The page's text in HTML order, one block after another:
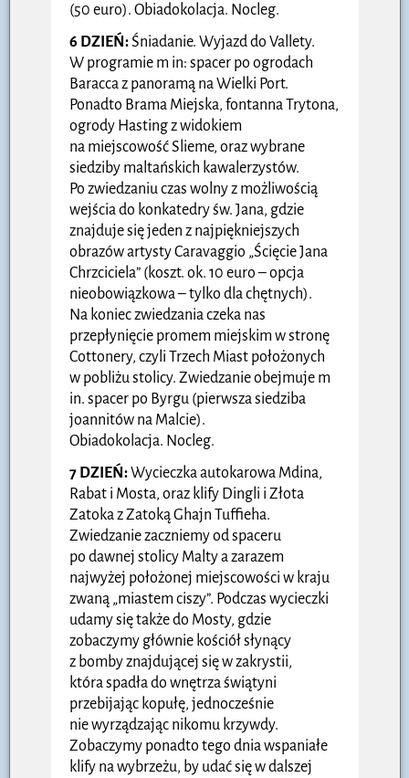
(50 euro). Obiadokolacja. Nocleg.
6 DZIEŃ:Śniadanie. Wyjazd do Vallety.
W programie m in: spacer po ogrodach
Baracca z panoramą na Wielki Port.
Ponadto Brama Miejska, fontanna Trytona,
ogrody Hasting z widokiem
na miejscowość Slieme, oraz wybrane
siedziby maltańskich kawalerzystów.
Po zwiedzaniu czas wolny z możliwością
wejścia do konkatedry św. Jana, gdzie
znajduje się jeden z najpiękniejszych
obrazów artysty Caravaggio „Ścięcie Jana
Chrzciciela” (koszt. ok. 10 euro – opcja
nieobowiązkowa – tylko dla chętnych).
Na koniec zwiedzania czeka nas
przepłynięcie promem miejskim w stronę
Cottonery, czyli Trzech Miast położonych
w pobliżu stolicy. Zwiedzanie obejmuje m
in. spacer po Byrgu (pierwsza siedziba
joannitów na Malcie).
Obiadokolacja. Nocleg.
7 DZIEŃ:Wycieczka autokarowa Mdina,
Rabat i Mosta, oraz klify Dingli i Złota
Zatoka z Zatoką Ghajn Tuffieha.
Zwiedzanie zaczniemy od spaceru
po dawnej stolicy Malty a zarazem
najwyżej położonej miejscowości w kraju
zwaną „miastem ciszy”. Podczas wycieczki
udamy się także do Mosty, gdzie
zobaczymy głównie kościół słynący
z bomby znajdującej się w zakrystii,
która spadła do wnętrza świątyni
przebijając kopułę, jednocześnie
nie wyrządzając nikomu krzywdy.
Zobaczymy ponadto tego dnia wspaniałe
klify na wybrzeżu, by udać się w dalszej